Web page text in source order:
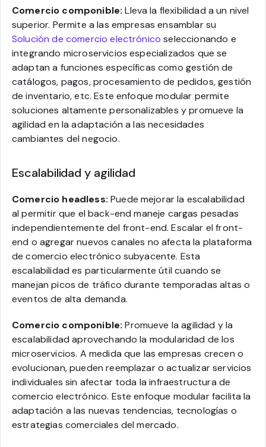
Comercio componible: Lleva la flexibilidad a un nivel
superior. Permite a las empresas ensamblar su
Solución de comercio electrónico seleccionando e
integrando microservicios especializados que se
adaptan a funciones específicas como gestión de
catálogos, pagos, procesamiento de pedidos, gestión
de inventario, etc. Este enfoque modular permite
soluciones altamente personalizables y promueve la
agilidad en la adaptación a las necesidades
cambiantes del negocio.
Escalabilidad y agilidad
Comercio headless:Puede mejorar la escalabilidad
al permitir que el back-end maneje cargas pesadas
independientemente del front-end. Escalar el front-
end o agregar nuevos canales no afecta la plataforma
de comercio electrónico subyacente. Esta
escalabilidad es particularmente útil cuando se
manejan picos de tráfico durante temporadas altas o
eventos de alta demanda.
Comercio componible: Promueve la agilidad y la
escalabilidad aprovechando la modularidad de los
microservicios. A medida que las empresas crecen o
evolucionan, pueden reemplazar o actualizar servicios
individuales sin afectar toda la infraestructura de
comercio electrónico. Este enfoque modular facilita la
adaptación a las nuevas tendencias, tecnologías o
estrategias comerciales del mercado.